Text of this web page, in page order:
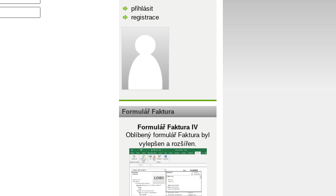
přihlásit
registrace
Formulář Faktura
Formulář Faktura IV
Oblíbený formulář Faktura byl
vylepšen a rozšířen.